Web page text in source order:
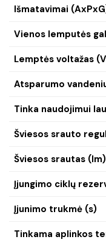
Išmatavimai
Vienos lemputės
Lemptės voltažas
Atsparumo
Tinka naudojimui
Šviesos srauto
Šviesos srautas (lm)
Įjungimo ciklų
Įjunimo trukmė (s)
Tinkama aplinkos